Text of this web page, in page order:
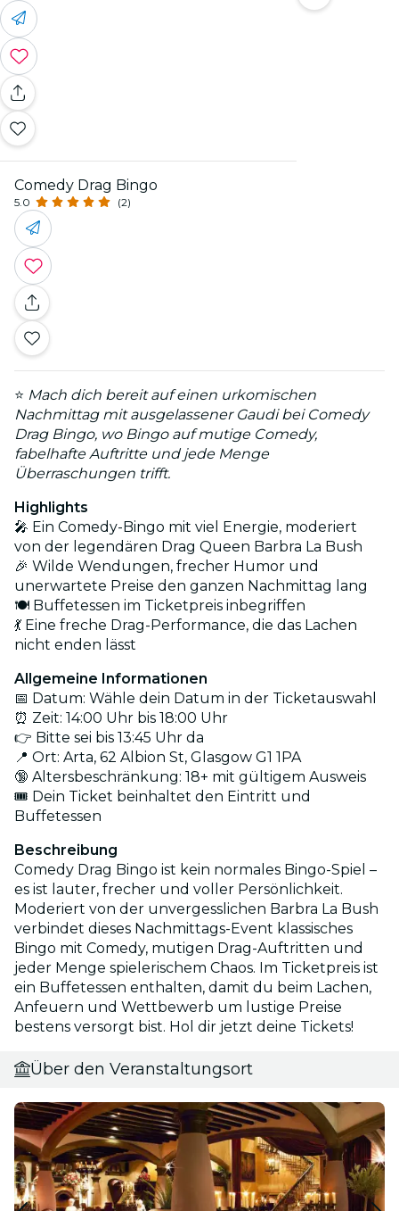
Comedy Drag Bingo
5.0 (2)
⭐ Mach dich bereit auf einen urkomischen
Nachmittag mit ausgelassener Gaudi bei Comedy
Drag Bingo, wo Bingo auf mutige Comedy,
fabelhafte Auftritte und jede Menge
Überraschungen trifft.
Highlights
🎤 Ein Comedy-Bingo mit viel Energie, moderiert
von der legendären Drag Queen Barbra La Bush
🎉 Wilde Wendungen, frecher Humor und
unerwartete Preise den ganzen Nachmittag lang
🍽️ Buffetessen im Ticketpreis inbegriffen
💃 Eine freche Drag-Performance, die das Lachen
nicht enden lässt
Allgemeine Informationen
📅 Datum: Wähle dein Datum in der Ticketauswahl
⏰ Zeit: 14:00 Uhr bis 18:00 Uhr
👉 Bitte sei bis 13:45 Uhr da
📍 Ort: Arta, 62 Albion St, Glasgow G1 1PA
🔞 Altersbeschränkung: 18+ mit gültigem Ausweis
🎟️ Dein Ticket beinhaltet den Eintritt und
Buffetessen
Beschreibung
Comedy Drag Bingo ist kein normales Bingo-Spiel –
es ist lauter, frecher und voller Persönlichkeit.
Moderiert von der unvergesslichen Barbra La Bush
verbindet dieses Nachmittags-Event klassisches
Bingo mit Comedy, mutigen Drag-Auftritten und
jeder Menge spielerischem Chaos. Im Ticketpreis ist
ein Buffetessen enthalten, damit du beim Lachen,
Anfeuern und Wettbewerb um lustige Preise
bestens versorgt bist. Hol dir jetzt deine Tickets!
Über den Veranstaltungsort